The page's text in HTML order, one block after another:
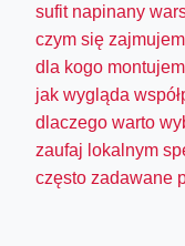
sufit napinany
czym się
dla kogo
jak wygląda
dlaczego warto
zaufaj lokalnym
często zadawane